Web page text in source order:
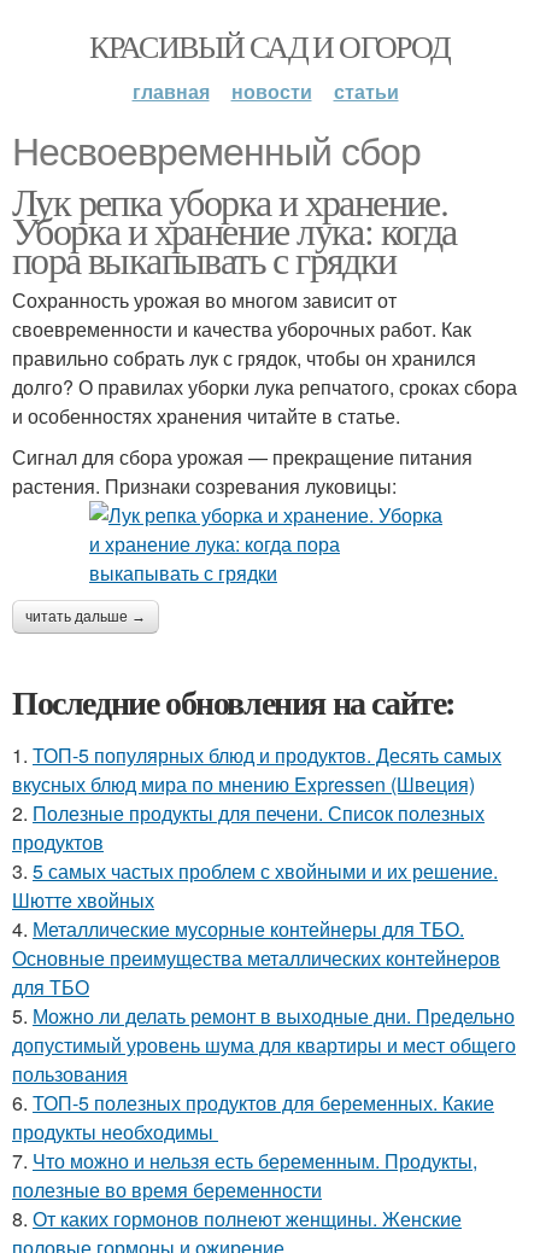
КРАСИВЫЙ САД И ОГОРОД
главная новости статьи
Несвоевременный сбор
Лук репка уборка и хранение.
Уборка и хранение лука: когда
пора выкапывать с грядки
Сохранность урожая во многом зависит от
своевременности и качества уборочных работ. Как
правильно собрать лук с грядок, чтобы он хранился
долго? О правилах уборки лука репчатого, сроках сбора
и особенностях хранения читайте в статье.
Сигнал для сбора урожая — прекращение питания
растения. Признаки созревания луковицы:
читать дальше →
Последние обновления на сайте:
1. ТОП-5 популярных блюд и продуктов. Десять самых
вкусных блюд мира по мнению Expressen (Швеция)
2. Полезные продукты для печени. Список полезных
продуктов
3. 5 самых частых проблем с хвойными и их решение.
Шютте хвойных
4. Металлические мусорные контейнеры для ТБО.
Основные преимущества металлических контейнеров
для ТБО
5. Можно ли делать ремонт в выходные дни. Предельно
допустимый уровень шума для квартиры и мест общего
пользования
6. ТОП-5 полезных продуктов для беременных. Какие
продукты необходимы
7. Что можно и нельзя есть беременным. Продукты,
полезные во время беременности
8. От каких гормонов полнеют женщины. Женские